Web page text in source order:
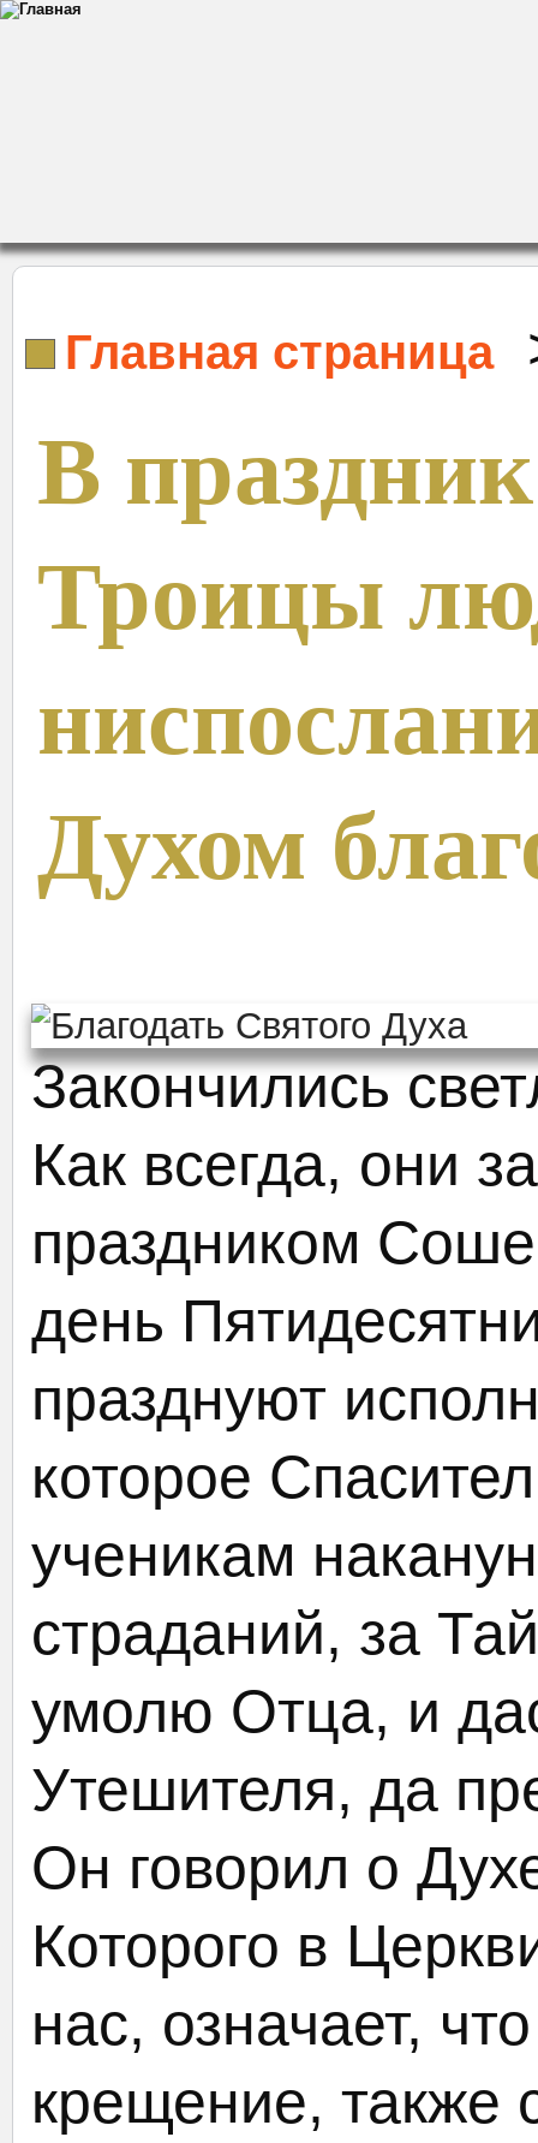
Главная страница
В
Троицы
Духом
Закончились
Как всегда, они
праздником
день
празднуют
которое
ученикам
страданий, за
умолю Отца, и
Утешителя, да
Он говорил о
Которого в
нас, означает,
крещение, также